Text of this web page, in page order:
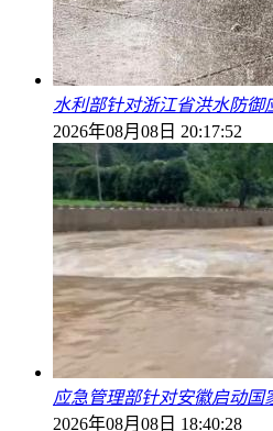
水利部针对浙江省洪水防
2026年08月08日 20:17:52
应急管理部针对安徽启动国
2026年08月08日 18:40:28